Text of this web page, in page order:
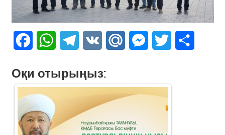
FacebookWhatsAppTelegram
VK Mail.Ru Messenger
Twitter
Оқи отырыңыз: